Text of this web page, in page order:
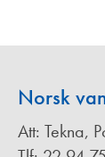
Norsk
Att: Tekna,